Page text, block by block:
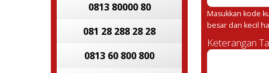
0813 80000 80
081 28 288 28 28
0813 60 800 800
Masukkan kode
besar dan kecil
Keterangan